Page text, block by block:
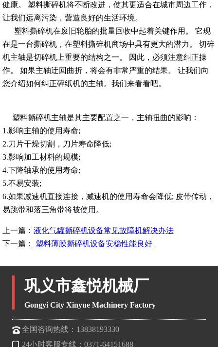
健康。 塑料撕碎机将不断改进，使其更适合在城市周边工作，
让我们远离污染，营造良好的生活环境。
塑料撕碎机在废旧轮胎的批量回收中起着关键作用。 它现
在是一台撕碎机，在塑料撕碎机商场中具有更大的潜力。 切碎
机主轴是切碎机上重要的结构之一。 因此，必须注意纠正操
作。 如果主轴迂回曲折，将会有非常严重的结果。 让我们向
您介绍如何纠正碎纸机的主轴。我们来看看吧。
塑料撕碎机主轴是其主要配置之一，主轴扭曲的影响：
1.影响主轴的使用寿命;
2.刀片干燥切割，刀片寿命降低;
3.影响加工材料的规模;
4.下降轴承的使用寿命;
5.不易安装;
6.如果减速机直接连接，减速机的使用寿命会降低; 皮带传动，
易跳带和落三角带将被使用。
上一篇： 液化气罐撕碎机设备常见故障机解决办法
下一篇：
塑料薄膜撕碎机设备安稳性能良好
巩义市鑫悦机械厂
Gongyi City Xinyue Machinery Factory
全国咨询热线：13838193330
24小时客服专线：0371-64151688